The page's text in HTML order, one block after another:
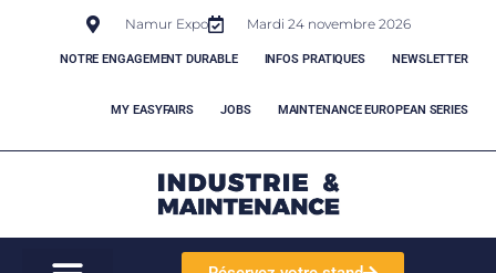
Namur Expo Mardi 24 novembre 2026
NOTRE ENGAGEMENT DURABLE INFOS PRATIQUES NEWSLETTER
MY EASYFAIRS JOBS MAINTENANCE EUROPEAN SERIES